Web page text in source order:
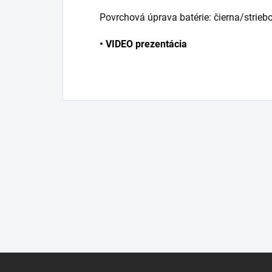
Povrchová úprava batérie: čierna/
• VIDEO prezentácia